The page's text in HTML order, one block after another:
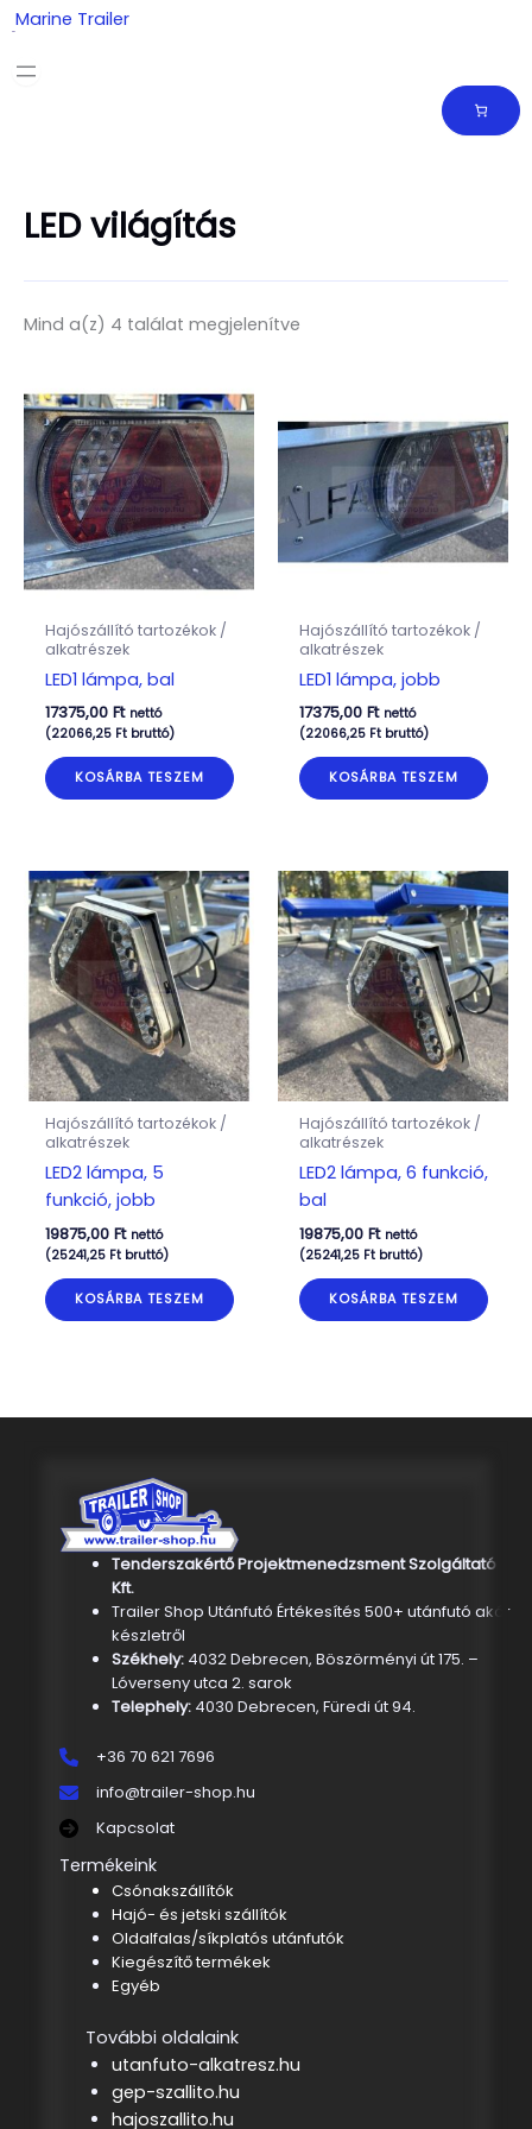
Skip
to
content
Marine Trailer
LED világítás
Mind a(z) 4 találat megjelenítve
Hajószállító tartozékok /
alkatrészek
LED1 lámpa, bal
17375,00 Ft nettó
(22066,25 Ftbruttó)
KOSÁRBA TESZEM
Hajószállító tartozékok /
alkatrészek
LED1 lámpa, jobb
17375,00 Ft nettó
(22066,25 Ftbruttó)
KOSÁRBA TESZEM
Hajószállító tartozékok /
alkatrészek
LED2 lámpa, 5
funkció, jobb
19875,00 Ft nettó
(25241,25 Ftbruttó)
KOSÁRBA TESZEM
Hajószállító tartozékok /
alkatrészek
LED2 lámpa, 6 funkció,
bal
19875,00 Ft nettó
(25241,25 Ftbruttó)
KOSÁRBA TESZEM
Tenderszakértő Projektmenedzsment Szolgáltató
Kft.
Trailer Shop Utánfutó Értékesítés 500+ utánfutó akár
készletről
Székhely: 4032 Debrecen, Böszörményi út 175. –
Lóverseny utca 2. sarok
Telephely:4030 Debrecen, Füredi út 94.
+36 70 621 7696
info@trailer-shop.hu
Kapcsolat
Termékeink
Csónakszállítók
Hajó- és jetski szállítók
Oldalfalas/síkplatós utánfutók
Kiegészítő termékek
Egyéb
További oldalaink
utanfuto-alkatresz.hu
gep-szallito.hu
hajoszallito.hu